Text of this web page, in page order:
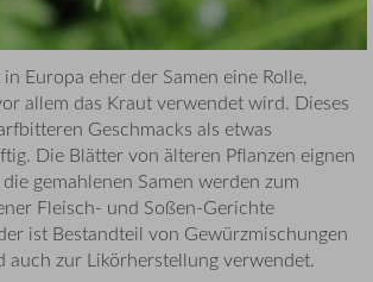
Europa eher der Samen eine Rolle,
allem das Kraut verwendet wird. Dieses
Geschmacks als etwas
Die Blätter von älteren Pflanzen eignen
gemahlenen Samen werden zum
Fleisch- und Soßen-Gerichte
ist Bestandteil von Gewürzmischungen
zur Likörherstellung verwendet.